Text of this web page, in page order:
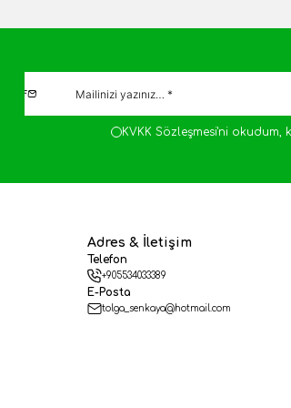
KVKK Sözleşmesi'ni okudum,
Adres & İletişim
Telefon
+905534033389
E-Posta
tolga_senkaya@hotmail.com